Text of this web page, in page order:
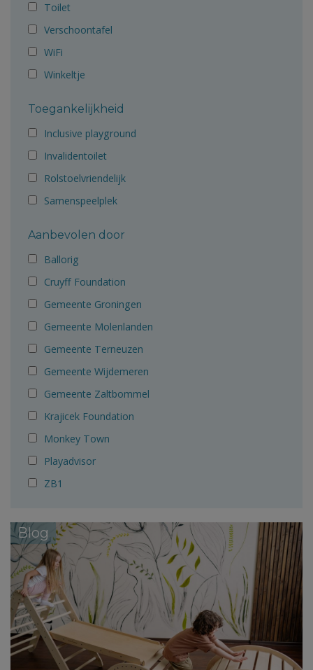
Toilet
Verschoontafel
WiFi
Winkeltje
Toegankelijkheid
Inclusive playground
Invalidentoilet
Rolstoelvriendelijk
Samenspeelplek
Aanbevolen door
Ballorig
Cruyff Foundation
Gemeente Groningen
Gemeente Molenlanden
Gemeente Terneuzen
Gemeente Wijdemeren
Gemeente Zaltbommel
Krajicek Foundation
Monkey Town
Playadvisor
ZB1
Blog